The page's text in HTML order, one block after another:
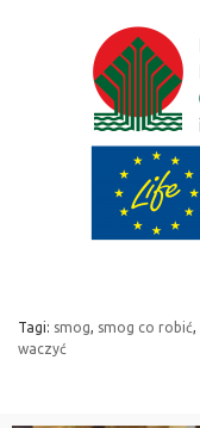
Tagi: smog, smog co robić,
waczyć